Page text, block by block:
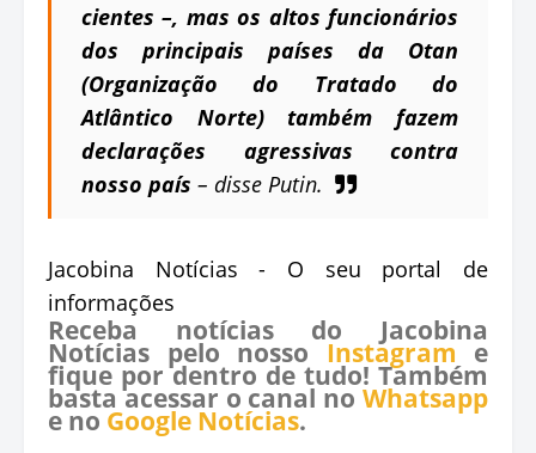
cientes –, mas os altos funcionários
dos principais países da Otan
(Organização do Tratado do
Atlântico Norte) também fazem
declarações agressivas contra
nosso país – disse Putin.
Jacobina Notícias - O seu portal de
informações
Receba notícias do Jacobina
Notícias pelo nosso Instagram e
fique por dentro de tudo! Também
basta acessar o canal no Whatsapp
e no Google Notícias.